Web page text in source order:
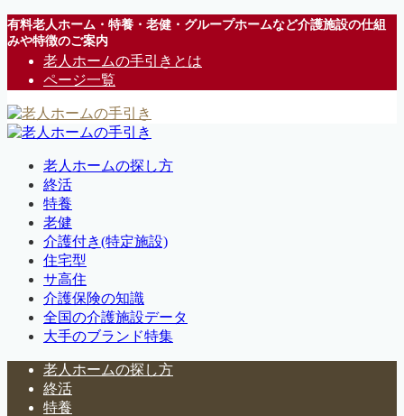
有料老人ホーム・特養・老健・グループホームなど介護施設の仕組
みや特徴のご案内
老人ホームの手引きとは
ページ一覧
老人ホームの探し方
終活
特養
老健
介護付き(特定施設)
住宅型
サ高住
介護保険の知識
全国の介護施設データ
大手のブランド特集
老人ホームの探し方
終活
特養